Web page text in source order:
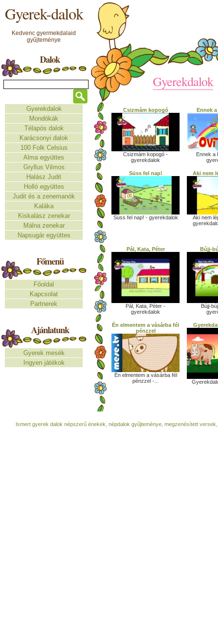
Gyerek-dalok
Kedvenc gyermekdalaid
gyűjteménye
Dalok
Gyerekdalok
Mondókák
Télapós dalok
Karácsonyi dalok
100 Folk Celsius
Alma együttes
Gryllus Vilmos
Halász Judit
Holló együttes
Judit és a zenemanók
Kaláka
Kiskalász zenekar
Málna zenekar
Napsugár együttes
Főmenü
Főoldal
Kapcsolat
Partnerek
Ajánlatunk
Gyerek mesék
Ingyen játékok
Gyerekdalok
Csizmám kopogó
Csizmám kopogó -
gyerekdalok
Ennek
Ennek a
Süss fel nap!
Süss fel nap! - gyerekdalok
Aki nem
Aki nem
Pál, Kata, Péter
Pál, Kata, Péter -
gyerekdalok
Bújj-
Bújj-
Én elmentem a vásárba fél
pénzzel
Én elmentem a vásárba fél
pénzzel -...
Ismert gyerek dalok népszerű énekek, népdalok gyűjteménye, megzenésített